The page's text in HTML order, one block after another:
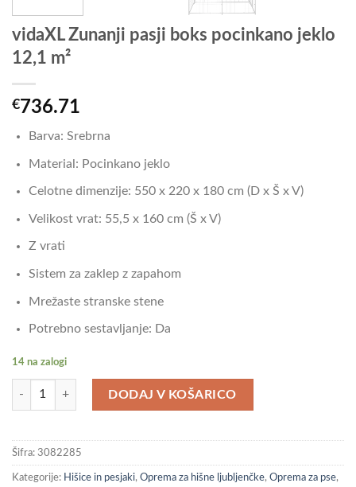
vidaXL Zunanji pasji boks pocinkano jeklo
12,1 m²
€736.71
Barva: Srebrna
Material: Pocinkano jeklo
Celotne dimenzije: 550 x 220 x 180 cm (D x Š x V)
Velikost vrat: 55,5 x 160 cm (Š x V)
Z vrati
Sistem za zaklep z zapahom
Mrežaste stranske stene
Potrebno sestavljanje: Da
14 na zalogi
vidaXL Zunanji pasji boks pocinkano jeklo 12,1 m² količina
DODAJ V KOŠARICO
Šifra: 3082285
Kategorije: Hišice in pesjaki, Oprema za hišne ljubljenčke, Oprema za pse,